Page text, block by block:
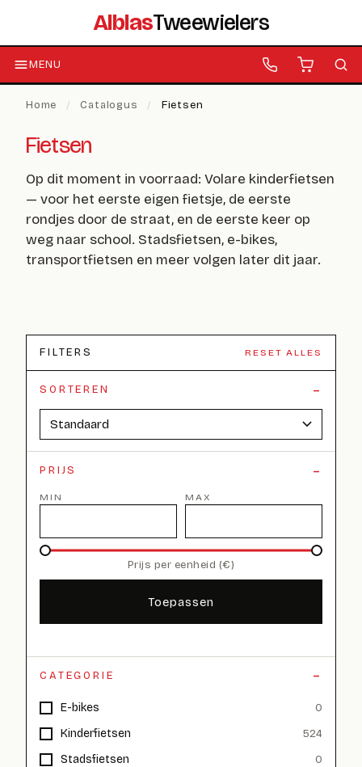
AlblasTweewielers
MENU
Home / Catalogus / Fietsen
Fietsen
Op dit moment in voorraad: Volare kinderfietsen
— voor het eerste eigen fietsje, de eerste
rondjes door de straat, en de eerste keer op
weg naar school. Stadsfietsen, e-bikes,
transportfietsen en meer volgen later dit jaar.
FILTERS RESET ALLES
SORTEREN
PRIJS
MIN MAX
Prijs per eenheid (€)
Toepassen
CATEGORIE
E-bikes 0
Kinderfietsen 524
Stadsfietsen 0